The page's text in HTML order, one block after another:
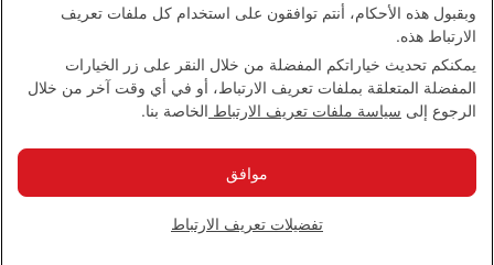
بيان إمكانية الدخول
اتصل بنا
سياسة الخصوصية
الشروط والأحكام
سياسة ملفات تعريف الارتباط
بيان الشفافية بموجب قانون مكافحة العبودية الحديثة
وبقبول هذه الأحكام، أنتم توافقون على استخدام كل ملفات تعريف
الارتباط هذه.
يمكنكم تحديث خياراتكم المفضلة من خلال النقر على زر الخيارات
المفضلة المتعلقة بملفات تعريف الارتباط، أو في أي وقت آخر من خلال
الرجوع إلى سياسة ملفات تعريف الارتباط الخاصة بنا.
تفضيلات تعريف الارتباط
موافق